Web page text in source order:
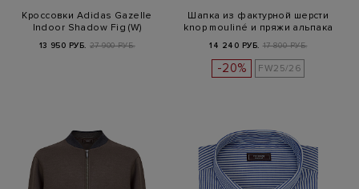
Кроссовки Adidas Gazelle
Indoor Shadow Fig (W)
13 950 РУБ. 27 900 РУБ.
Шапка из фактурной шерсти
knop mouliné и пряжи альпака
14 240 РУБ. 17 800 РУБ.
-20% FW25/26